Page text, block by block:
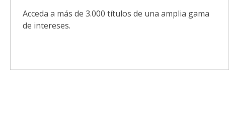
Acceda a más de 3.000 títulos de una amplia gama
de intereses.